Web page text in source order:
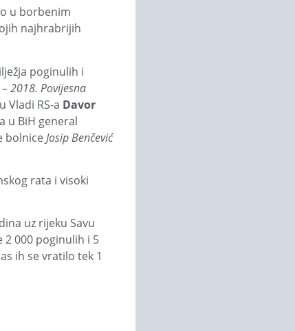
u borbenim
najhrabrijih
poginulih i
2018. Povijesna
Vladi RS-a Davor
u BiH general
bolniceJosip Benčević
rata i visoki
uz rijeku Savu
2 000 poginulih i 5
ih se vratilo tek 1